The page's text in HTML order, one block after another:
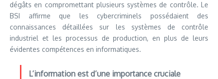
dégâts en compromettant plusieurs systèmes de contrôle. Le
BSI affirme que les cybercriminels possédaient des
connaissances détaillées sur les systèmes de contrôle
industriel et les processus de production, en plus de leurs
évidentes compétences en informatiques.
L’information est d’une importance cruciale